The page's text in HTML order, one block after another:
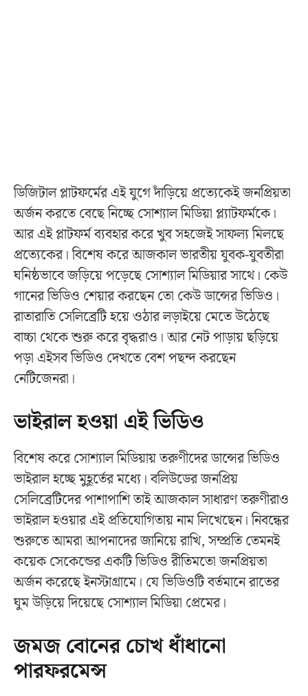
ডিজিটাল প্লাটফর্মের এই যুগে দাঁড়িয়ে প্রত্যেকেই জনপ্রিয়তা
অর্জন করতে বেছে নিচ্ছে সোশ্যাল মিডিয়া প্ল্যাটফর্মকে।
আর এই প্লাটফর্ম ব্যবহার করে খুব সহজেই সাফল্য মিলছে
প্রত্যেকের। বিশেষ করে আজকাল ভারতীয় যুবক-যুবতীরা
ঘনিষ্ঠভাবে জড়িয়ে পড়েছে সোশ্যাল মিডিয়ার সাথে। কেউ
গানের ভিডিও শেয়ার করছেন তো কেউ ডান্সের ভিডিও।
রাতারাতি সেলিব্রেটি হয়ে ওঠার লড়াইয়ে মেতে উঠেছে
বাচ্চা থেকে শুরু করে বৃদ্ধরাও। আর নেট পাড়ায় ছড়িয়ে
পড়া এইসব ভিডিও দেখতে বেশ পছন্দ করছেন
নেটিজেনরা।
ভাইরাল হওয়া এই ভিডিও
বিশেষ করে সোশ্যাল মিডিয়ায় তরুণীদের ডান্সের ভিডিও
ভাইরাল হচ্ছে মুহূর্তের মধ্যে। বলিউডের জনপ্রিয়
সেলিব্রেটিদের পাশাপাশি তাই আজকাল সাধারণ তরুণীরাও
ভাইরাল হওয়ার এই প্রতিযোগিতায় নাম লিখেছেন। নিবন্ধের
শুরুতে আমরা আপনাদের জানিয়ে রাখি, সম্প্রতি তেমনই
কয়েক সেকেন্ডের একটি ভিডিও রীতিমতো জনপ্রিয়তা
অর্জন করেছে ইনস্টাগ্রামে। যে ভিডিওটি বর্তমানে রাতের
ঘুম উড়িয়ে দিয়েছে সোশ্যাল মিডিয়া প্রেমের।
জমজ বোনের চোখ ধাঁধানো
পারফরমেন্স